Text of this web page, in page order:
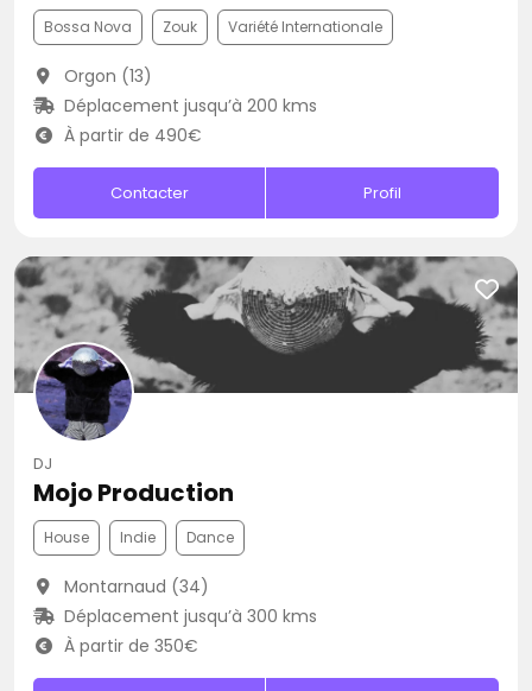
Bossa Nova Zouk Variété Internationale
Orgon (13)
Déplacement jusqu’à 200 kms
À partir de 490€
Contacter Profil
DJ
Mojo Production
House Indie Dance
Montarnaud (34)
Déplacement jusqu’à 300 kms
À partir de 350€